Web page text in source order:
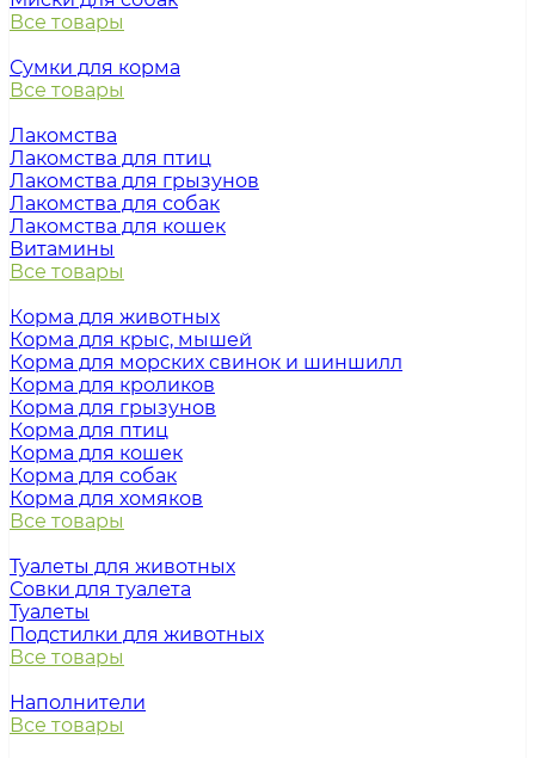
Все товары
Сумки для корма
Все товары
Лакомства
Лакомства для птиц
Лакомства для грызунов
Лакомства для собак
Лакомства для кошек
Витамины
Все товары
Корма для животных
Корма для крыс, мышей
Корма для морских свинок и шиншилл
Корма для кроликов
Корма для грызунов
Корма для птиц
Корма для кошек
Корма для собак
Корма для хомяков
Все товары
Туалеты для животных
Совки для туалета
Туалеты
Подстилки для животных
Все товары
Наполнители
Все товары